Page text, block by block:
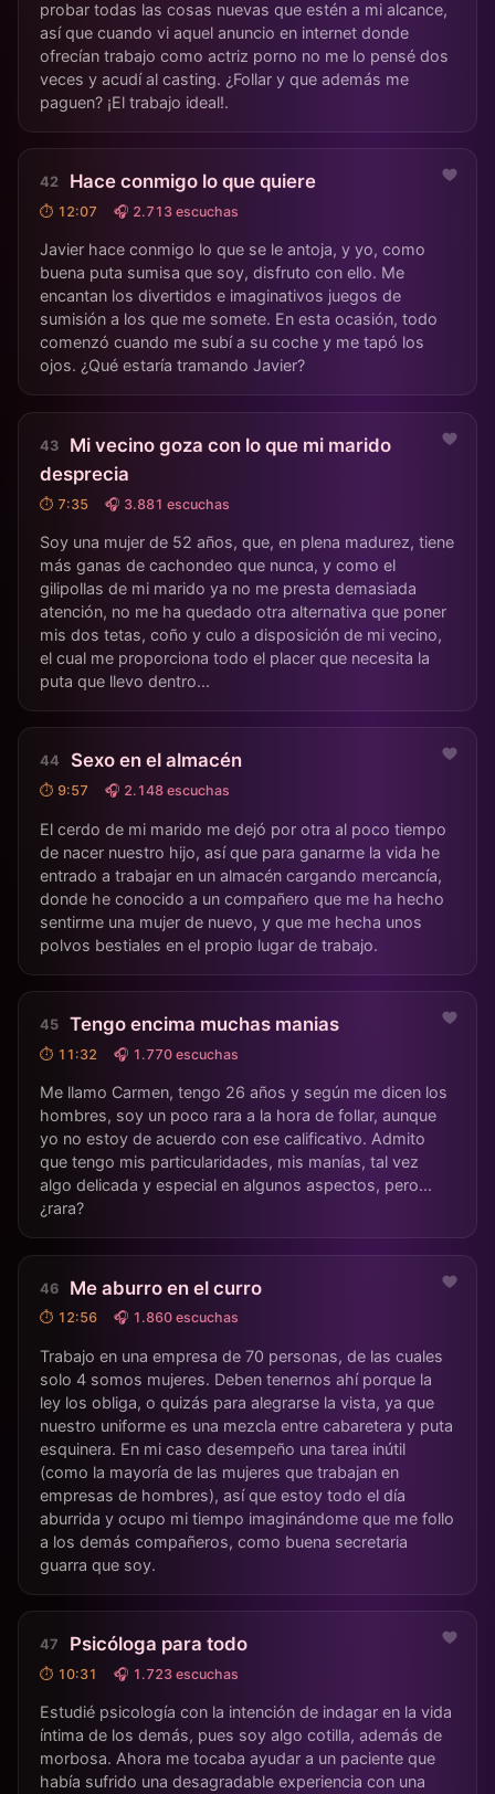
probar todas las cosas nuevas que estén a mi alcance,
así que cuando vi aquel anuncio en internet donde
ofrecían trabajo como actriz porno no me lo pensé dos
veces y acudí al casting. ¿Follar y que además me
paguen? ¡El trabajo ideal!.
Hace conmigo lo que quiere
⏱ 12:07 🎧 2.713 escuchas
Javier hace conmigo lo que se le antoja, y yo, como
buena puta sumisa que soy, disfruto con ello. Me
encantan los divertidos e imaginativos juegos de
sumisión a los que me somete. En esta ocasión, todo
comenzó cuando me subí a su coche y me tapó los
ojos. ¿Qué estaría tramando Javier?
Mi vecino goza con lo que mi marido
desprecia
⏱ 7:35 🎧 3.881 escuchas
Soy una mujer de 52 años, que, en plena madurez, tiene
más ganas de cachondeo que nunca, y como el
gilipollas de mi marido ya no me presta demasiada
atención, no me ha quedado otra alternativa que poner
mis dos tetas, coño y culo a disposición de mi vecino,
el cual me proporciona todo el placer que necesita la
puta que llevo dentro...
Sexo en el almacén
⏱ 9:57 🎧 2.148 escuchas
El cerdo de mi marido me dejó por otra al poco tiempo
de nacer nuestro hijo, así que para ganarme la vida he
entrado a trabajar en un almacén cargando mercancía,
donde he conocido a un compañero que me ha hecho
sentirme una mujer de nuevo, y que me hecha unos
polvos bestiales en el propio lugar de trabajo.
Tengo encima muchas manias
⏱ 11:32 🎧 1.770 escuchas
Me llamo Carmen, tengo 26 años y según me dicen los
hombres, soy un poco rara a la hora de follar, aunque
yo no estoy de acuerdo con ese calificativo. Admito
que tengo mis particularidades, mis manías, tal vez
algo delicada y especial en algunos aspectos, pero...
¿rara?
Me aburro en el curro
⏱ 12:56 🎧 1.860 escuchas
Trabajo en una empresa de 70 personas, de las cuales
solo 4 somos mujeres. Deben tenernos ahí porque la
ley los obliga, o quizás para alegrarse la vista, ya que
nuestro uniforme es una mezcla entre cabaretera y puta
esquinera. En mi caso desempeño una tarea inútil
(como la mayoría de las mujeres que trabajan en
empresas de hombres), así que estoy todo el día
aburrida y ocupo mi tiempo imaginándome que me follo
a los demás compañeros, como buena secretaria
guarra que soy.
Psicóloga para todo
⏱ 10:31 🎧 1.723 escuchas
Estudié psicología con la intención de indagar en la vida
íntima de los demás, pues soy algo cotilla, además de
morbosa. Ahora me tocaba ayudar a un paciente que
había sufrido una desagradable experiencia con una